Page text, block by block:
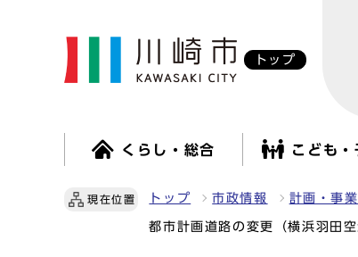
トップ
くらし・総合 こども・
現在位置 トップ 市政情報 計画・事業
都市計画道路の変更（横浜羽